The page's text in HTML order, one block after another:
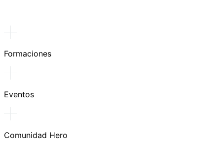
Formaciones
Eventos
Comunidad Hero